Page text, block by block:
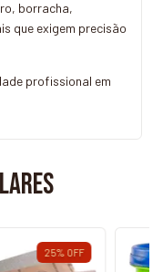
borracha,
que exigem precisão
profissional em
25% OFF